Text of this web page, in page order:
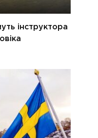
інструктора